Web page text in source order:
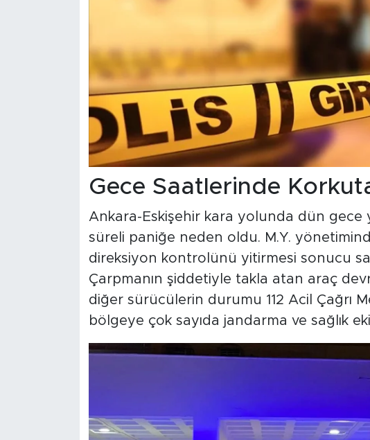
Gece Saatlerinde
Ankara-Eskişehir kara yolunda dün gece
süreli paniğe neden oldu. M.Y.
direksiyon kontrolünü yitirmesi sonucu
Çarpmanın şiddetiyle takla atan araç
diğer sürücülerin durumu 112 Acil Çağrı
bölgeye çok sayıda jandarma ve sağlık